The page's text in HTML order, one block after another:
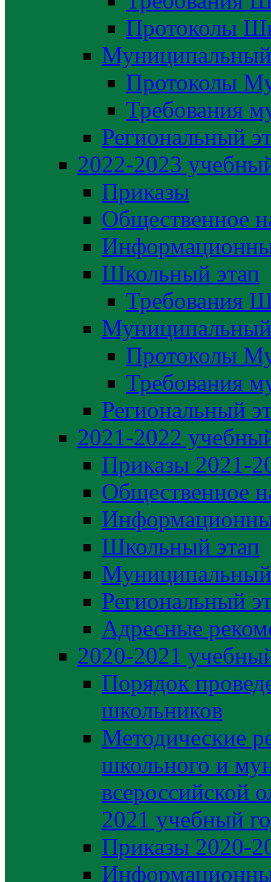
Протоколы
Муниципальный
Протоколы
Требования
Региональный
2022-2023
Приказы
Общественное
Школьный этап
Требования
Муниципальный
Протоколы
Требования
Региональный
2021-2022
Приказы 2021-
Общественное
Школьный этап
Муниципальный
Региональный
Адресные
2020-2021
Порядок
школьников
Методические
школьного и
всероссийской
2021 учебный
Приказы 2020-